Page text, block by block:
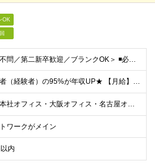
OK
＜学歴不問／第二新卒歓迎／ブランクOK＞ ◾️必須スキル IT業界での何らかの実務経験をお持ちの方（10ヶ月以上） ◎担当フェーズ・使用言語・開発環境・経験年数・雇用形態などは一切問いません！ ◎ブ
★転職者（経験者）の95%が年収UP★ 【月給】 25万円～80万円（みなし残業代含む） ※経験・能力・キャリアの希望を考慮し、前職よりも給与がアップする案件アサインに努めます。 ※月給にみなし残業
◎東京本社オフィス・大阪オフィス・名古屋オフィス・福岡オフィス ◎首都圏・関西圏・名古屋・福岡のクライアント先 ※希望を考慮いたします。 ※会社都合の転勤はありません（100％エンジニアに選択権があ
ワークがメイン
内